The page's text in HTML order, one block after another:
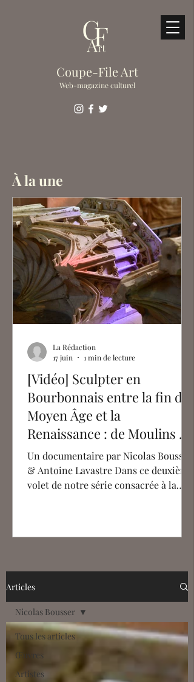
Coupe-File Art
Web-magazine culturel
À la une
[Vidéo] Sculpter en
Bourbonnais entre la fin du
Moyen Âge et la
Renaissance : de Moulins à
Montluçon
Un documentaire par Nicolas Bousser
& Antoine Lavastre Dans ce deuxième
volet de notre série consacrée à la
début de la Renaissance.
Accompagnés par Daniele Rivoletti
(Maître de conférences à l'Université
Clermont Auvergne), découvrez
comment les ducs et duchesses, avec
en tête la célèbre Anne de Fr
La Rédaction
17 juin
1 min de lecture
Articles
Tous les articles
Œuvres
Artistes
Nicolas Bousser